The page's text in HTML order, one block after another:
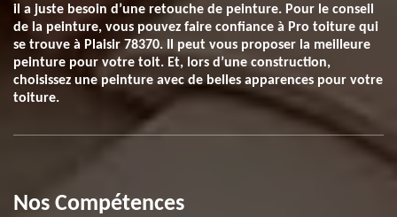
il a juste besoin d’une retouche de peinture. Pour le conseil
de la peinture, vous pouvez faire confiance à Pro toiture qui
se trouve à Plaisir 78370. Il peut vous proposer la meilleure
peinture pour votre toit. Et, lors d’une construction,
choisissez une peinture avec de belles apparences pour votre
toiture.
Nos Compétences